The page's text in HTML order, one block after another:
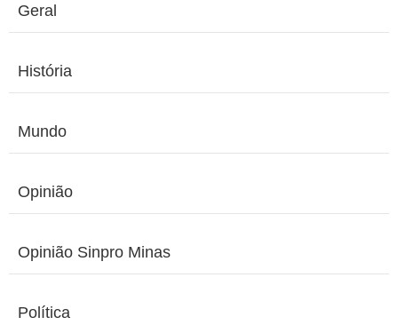
Geral
História
Mundo
Opinião
Opinião Sinpro Minas
Política